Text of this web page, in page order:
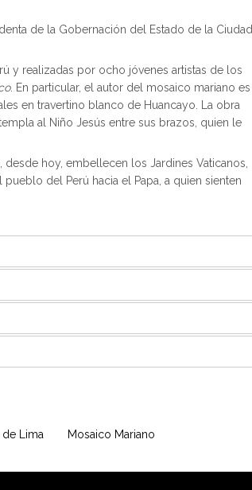
de la Gobernación del Estado de la Ciudad
y realizadas por ocho jóvenes artistas de los
. En particular, el autor del mosaico mariano es
en travertino blanco de Huancayo. La obra
al Niño Jesús entre sus brazos, quien le
hoy, embellecen los Jardines Vaticanos,
del Perú hacia el Papa, a quien sienten
de Lima Mosaico Mariano